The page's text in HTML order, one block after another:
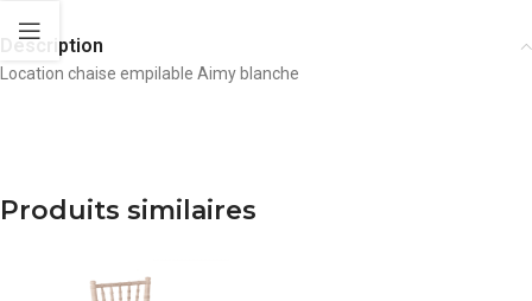
Description
Location chaise empilable Aimy blanche
Produits similaires